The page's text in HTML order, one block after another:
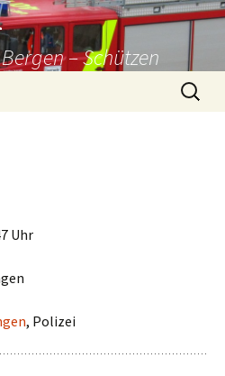
– Schützen
Suchen
nach:
Uhr
, Polizei